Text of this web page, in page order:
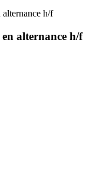
alternance h/f
alternance h/f